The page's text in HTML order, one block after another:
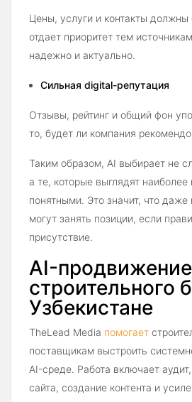
Цены, услуги и контакты
отдает приоритет тем
надежно и актуально.
Сильная digital-репутация
Отзывы, рейтинг и общий фон
то, будет ли компания
Таким образом, AI выбирает не
а те, которые выглядят
понятными. Это значит, что
могут занять позиции, если
присутствие.
AI-продвижение
строительного
Узбекистане
TheLead Media помогает
поставщикам выстроить
AI-среде. Работа включает
сайта, создание контента и